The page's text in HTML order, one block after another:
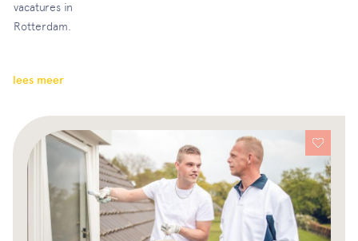
vacatures in
Rotterdam.
lees meer